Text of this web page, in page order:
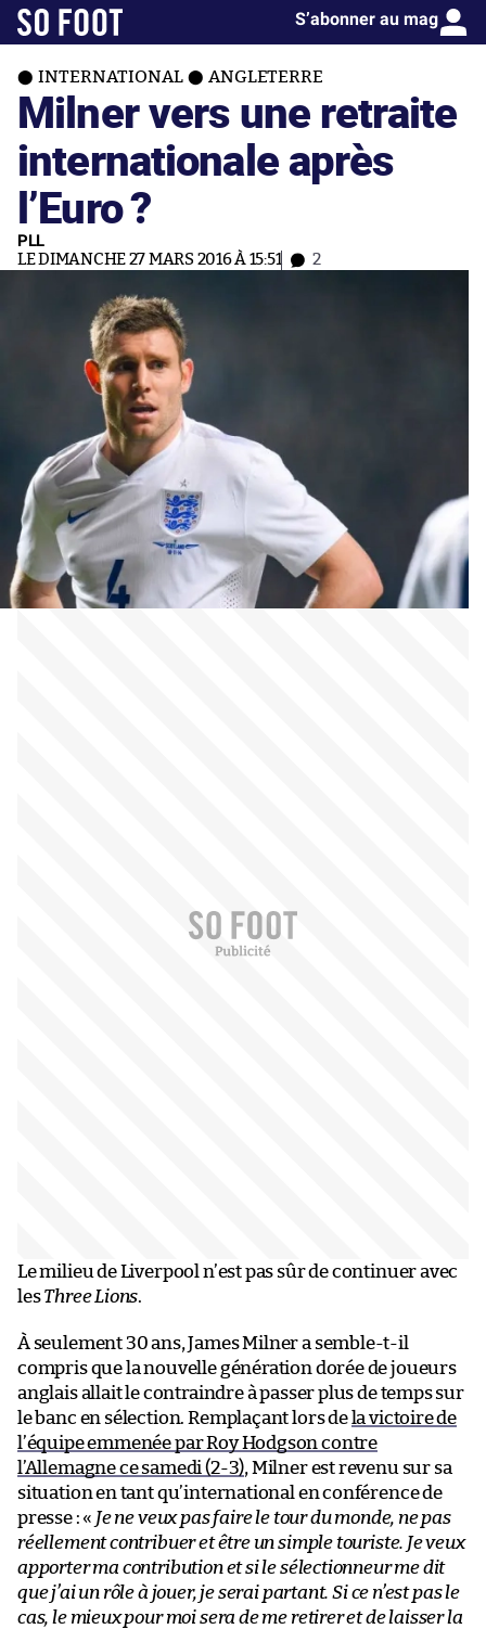
S’abonner au mag
INTERNATIONAL ANGLETERRE
Milner vers une retraite
internationale après
l’Euro ?
PLL
LE DIMANCHE 27 MARS 2016 À 15:51 2
Le milieu de Liverpool n’est pas sûr de continuer avec
lesThree Lions.
À seulement 30 ans, James Milner a semble-t-il
compris que la nouvelle génération dorée de joueurs
anglais allait le contraindre à passer plus de temps sur
le banc en sélection. Remplaçant lors de la victoire de
l’équipe emmenée par Roy Hodgson contre
l’Allemagne ce samedi (2-3), Milner est revenu sur sa
situation en tant qu’international en conférence de
presse : « Je ne veux pas faire le tour du monde, ne pas
réellement contribuer et être un simple touriste. Je veux
apporter ma contribution et si le sélectionneur me dit
que j’ai un rôle à jouer, je serai partant. Si ce n’est pas le
cas, le mieux pour moi sera de me retirer et de laisser la